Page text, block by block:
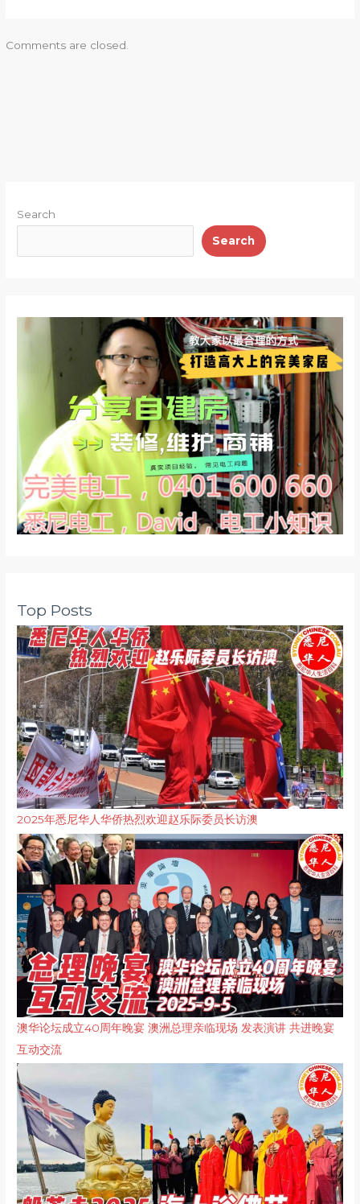
Comments are closed.
Search
Search
Top Posts
2025年悉尼华人华侨热烈欢迎赵乐际委员长访澳
澳华论坛成立40周年晚宴 澳洲总理亲临现场 发表演讲 共进晚宴
互动交流